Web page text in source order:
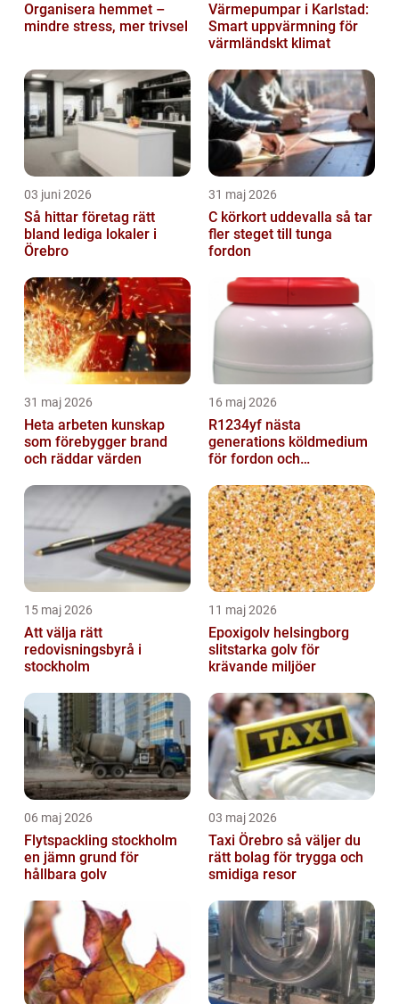
Organisera hemmet –
mindre stress, mer trivsel
Värmepumpar i Karlstad:
Smart uppvärmning för
värmländskt klimat
03 juni 2026
Så hittar företag rätt
bland lediga lokaler i
Örebro
31 maj 2026
C körkort uddevalla så tar
fler steget till tunga
fordon
31 maj 2026
Heta arbeten kunskap
som förebygger brand
och räddar värden
16 maj 2026
R1234yf nästa
generations köldmedium
för fordon och
15 maj 2026
Att välja rätt
redovisningsbyrå i
stockholm
11 maj 2026
Epoxigolv helsingborg
slitstarka golv för
krävande miljöer
06 maj 2026
Flytspackling stockholm
en jämn grund för
hållbara golv
03 maj 2026
Taxi Örebro så väljer du
rätt bolag för trygga och
smidiga resor